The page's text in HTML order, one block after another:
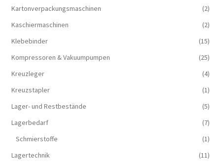
Kartonverpackungsmaschinen
(2)
Kaschiermaschinen
(2)
Klebebinder
(15)
Kompressoren & Vakuum­pumpen
(25)
Kreuzleger
(4)
Kreuzstapler
(1)
Lager- und Restbestände
(5)
Lagerbedarf
(7)
Schmierstoffe
(1)
Lagertechnik
(11)